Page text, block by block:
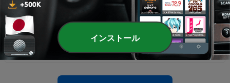
502 - トランプ政権の新関税（2026年7月）
03 8月 2026
501 - 電子投票
02 8月 2026
インストール